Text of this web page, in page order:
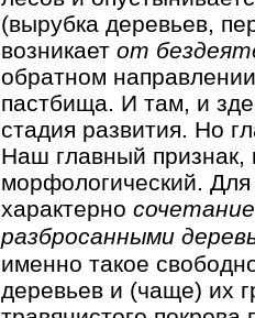
(вырубка деревьев,
возникает от
обратном
пастбища. И там, и
стадия развития. Но
Наш главный
морфологический.
характерно
разбросанными
именно такое
деревьев и (чаще) их